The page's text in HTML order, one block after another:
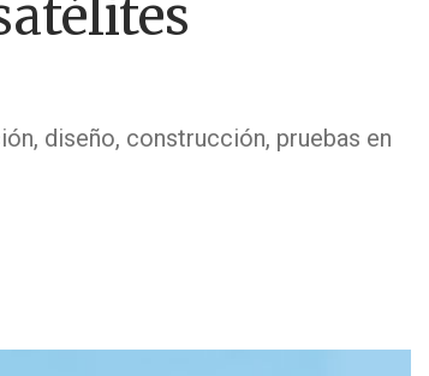
diseño, construcción, pruebas en